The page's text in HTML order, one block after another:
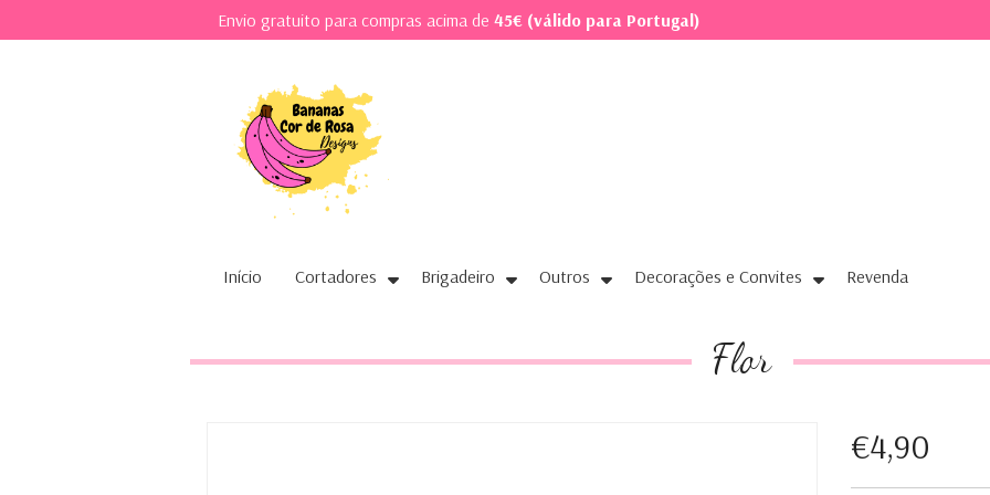
Envio gratuito para compras acima de 45€ (válido para Portugal)
Início Cortadores Brigadeiro Outros Decorações e Convites Revenda
Flor
€4,90